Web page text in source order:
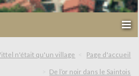
n'était qu'un village Page d'accueil
De l’or noir dans le Saintois